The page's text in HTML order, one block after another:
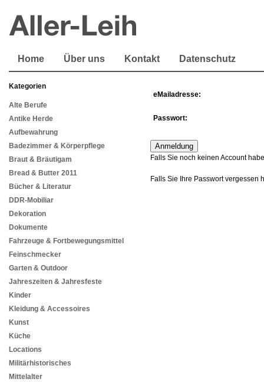
Home Über uns Kontakt Datenschutz
Kategorien
Alte Berufe
Antike Herde
Aufbewahrung
Badezimmer & Körperpflege
Braut & Bräutigam
Bread & Butter 2011
Bücher & Literatur
DDR-Mobiliar
Dekoration
Dokumente
Fahrzeuge & Fortbewegungsmittel
Feinschmecker
Garten & Outdoor
Jahreszeiten & Jahresfeste
Kinder
Kleidung & Accessoires
Kunst
Küche
Locations
Militärhistorisches
Mittelalter
eMailadresse:
Passwort:
Falls Sie noch keinen Account
Falls Sie Ihre Passwort vergessen